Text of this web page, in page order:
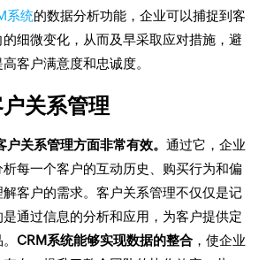
系统的数据分析功能，企业可以捕捉到客
的细微变化，从而及早采取应对措施，避
客户满意度和忠诚度。
关系管理
户关系管理方面非常有效。通过它，企业
每一个客户的互动历史、购买行为和偏
客户的需求。客户关系管理不仅仅是记
通过信息的分析和应用，为客户提供定
。CRM系统能够实现数据的整合 ，使企业